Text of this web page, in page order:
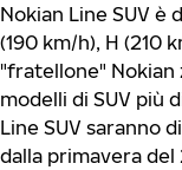
Nokian Line SUV è
(190 km/h), H (210
"fratellone" Nokian
modelli di SUV più
Line SUV saranno
dalla primavera del